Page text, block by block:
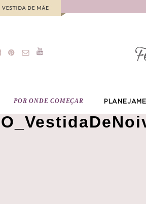
POR ONDE COMEÇAR